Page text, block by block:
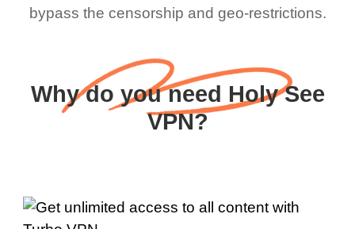
bypass the censorship and geo-restrictions.
Why do you need Holy See
VPN?